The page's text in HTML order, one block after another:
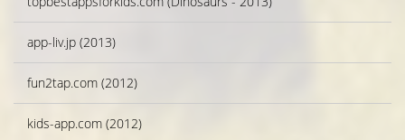
app-liv.jp (2013)
fun2tap.com (2012)
kids-app.com (2012)